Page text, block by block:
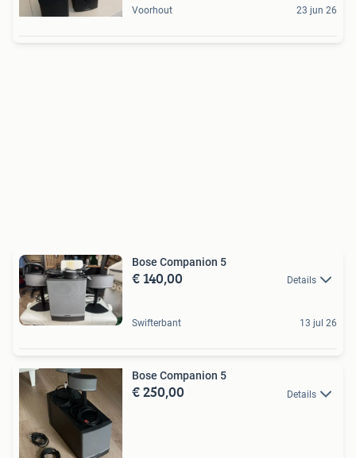
Voorhout 23 jun 26
Bose Companion 5
€ 140,00 Details
Swifterbant 13 jul 26
Bose Companion 5
€ 250,00 Details